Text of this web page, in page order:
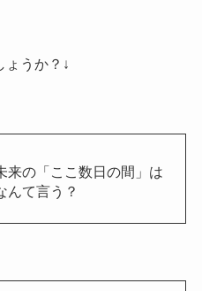
ょうか？↓
来の「ここ数日の間」は
んて言う？